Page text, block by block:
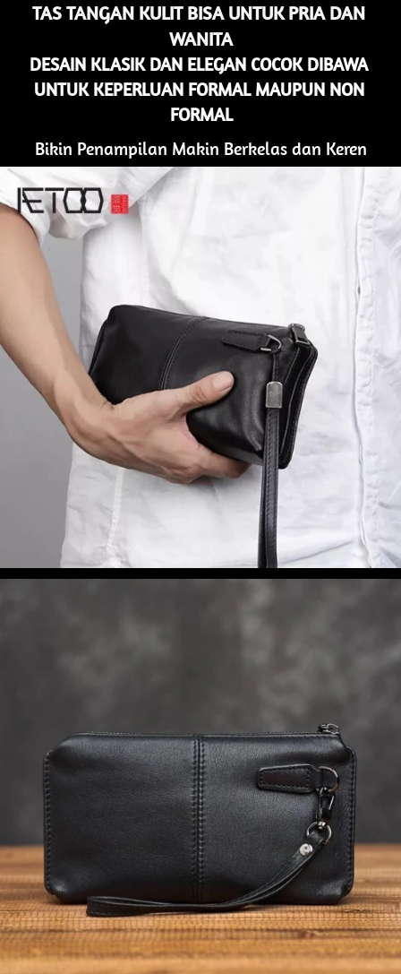
TAS TANGAN KULIT BISA UNTUK PRIA DAN
WANITA
DESAIN KLASIK DAN ELEGAN COCOK DIBAWA
UNTUK KEPERLUAN FORMAL MAUPUN NON
FORMAL
Bikin Penampilan Makin Berkelas dan Keren